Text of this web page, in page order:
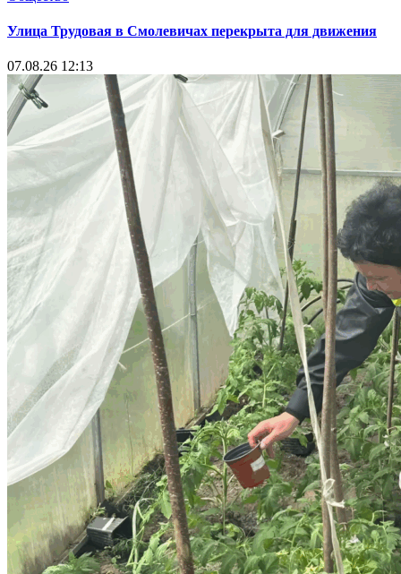
Улица Трудовая в Смолевичах перекрыта для движения
07.08.26 12:13